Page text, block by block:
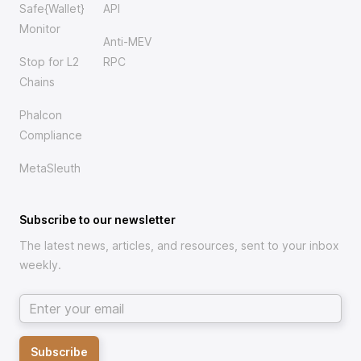
Safe{Wallet}
Monitor
Stop for L2
Chains
Phalcon
Compliance
MetaSleuth
API
Anti-MEV
RPC
Subscribe to our newsletter
The latest news, articles, and resources, sent to your inbox
weekly.
Email address
Subscribe